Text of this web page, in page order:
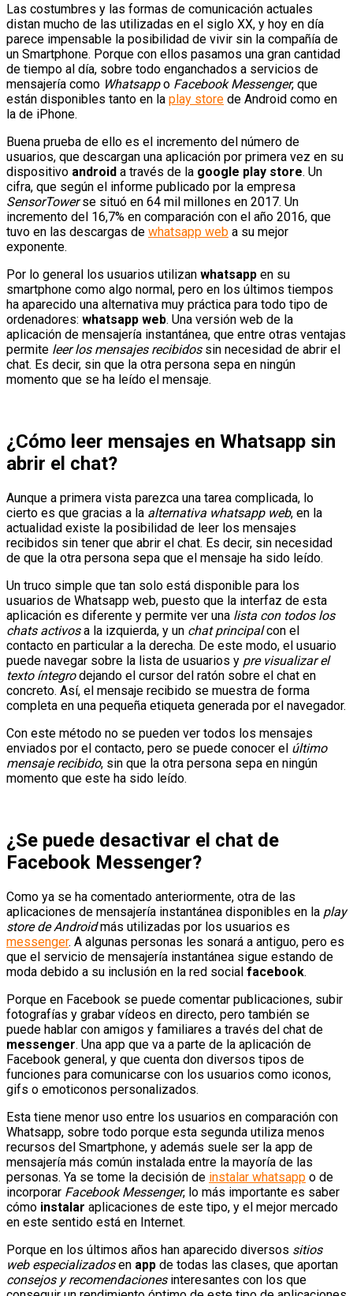
Las costumbres y las formas de comunicación actuales
distan mucho de las utilizadas en el siglo XX, y hoy en día
parece impensable la posibilidad de vivir sin la compañía de
un Smartphone. Porque con ellos pasamos una gran cantidad
de tiempo al día, sobre todo enganchados a servicios de
mensajería como Whatsappo Facebook Messenger, que
están disponibles tanto en la play store de Android como en
la de iPhone.
Buena prueba de ello es el incremento del número de
usuarios, que descargan una aplicación por primera vez en su
dispositivo android a través de la google play store. Un
cifra, que según el informe publicado por la empresa
SensorTowerse situó en 64 mil millones en 2017. Un
incremento del 16,7% en comparación con el año 2016, que
tuvo en las descargas de whatsapp web a su mejor
exponente.
Por lo general los usuarios utilizan whatsapp en su
smartphone como algo normal, pero en los últimos tiempos
ha aparecido una alternativa muy práctica para todo tipo de
ordenadores: whatsapp web. Una versión web de la
aplicación de mensajería instantánea, que entre otras ventajas
permite leer los mensajes recibidossin necesidad de abrir el
chat. Es decir, sin que la otra persona sepa en ningún
momento que se ha leído el mensaje.
¿Cómo leer mensajes en Whatsapp sin
abrir el chat?
Aunque a primera vista parezca una tarea complicada, lo
cierto es que gracias a la alternativa whatsapp web, en la
actualidad existe la posibilidad de leer los mensajes
recibidos sin tener que abrir el chat. Es decir, sin necesidad
de que la otra persona sepa que el mensaje ha sido leído.
Un truco simple que tan solo está disponible para los
usuarios de Whatsapp web, puesto que la interfaz de esta
aplicación es diferente y permite ver una lista con todos los
chats activosa la izquierda, y un chat principalcon el
contacto en particular a la derecha. De este modo, el usuario
puede navegar sobre la lista de usuarios y pre visualizar el
texto íntegrodejando el cursor del ratón sobre el chat en
concreto. Así, el mensaje recibido se muestra de forma
completa en una pequeña etiqueta generada por el navegador.
Con este método no se pueden ver todos los mensajes
enviados por el contacto, pero se puede conocer el último
mensaje recibido, sin que la otra persona sepa en ningún
momento que este ha sido leído.
¿Se puede desactivar el chat de
Facebook Messenger?
Como ya se ha comentado anteriormente, otra de las
aplicaciones de mensajería instantánea disponibles en la play
store de Androidmás utilizadas por los usuarios es
messenger. A algunas personas les sonará a antiguo, pero es
que el servicio de mensajería instantánea sigue estando de
moda debido a su inclusión en la red social facebook.
Porque en Facebook se puede comentar publicaciones, subir
fotografías y grabar vídeos en directo, pero también se
puede hablar con amigos y familiares a través del chat de
messenger. Una app que va a parte de la aplicación de
Facebook general, y que cuenta don diversos tipos de
funciones para comunicarse con los usuarios como iconos,
gifs o emoticonos personalizados.
Esta tiene menor uso entre los usuarios en comparación con
Whatsapp, sobre todo porque esta segunda utiliza menos
recursos del Smartphone, y además suele ser la app de
mensajería más común instalada entre la mayoría de las
personas. Ya se tome la decisión de instalar whatsapp o de
incorporar Facebook Messenger, lo más importante es saber
cómo instalar aplicaciones de este tipo, y el mejor mercado
en este sentido está en Internet.
Porque en los últimos años han aparecido diversos sitios
web especializadosen app de todas las clases, que aportan
consejos y recomendacionesinteresantes con los que